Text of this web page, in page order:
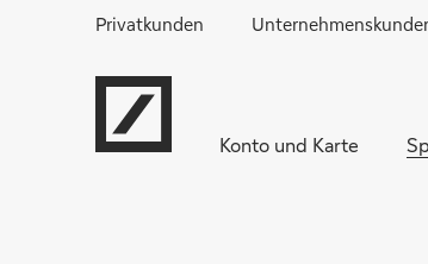
Privatkunden
Konto und Karte